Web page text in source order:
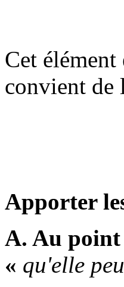
Cet
convient de
Apporter
A. Au point
« qu'elle